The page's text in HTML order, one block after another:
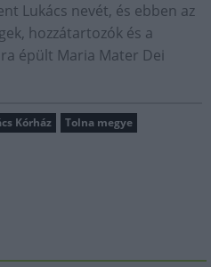
Lukács nevét, és ebben az
hozzátartozók és a
épült Maria Mater Dei
Kórház Tolna megye